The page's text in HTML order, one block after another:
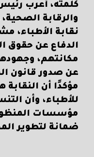
كلمته، أعرب
والرقابة
نقابة الأطباء،
الدفاع عن حقوق
مكانتهم،
عن صدور قانون
مؤكدًا أن
للأطباء، وأن
مؤسسات
ضمانة لتطوير